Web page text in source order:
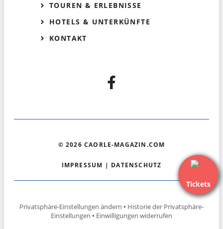
Tickets
TOUREN & ERLEBNISSE
HOTELS & UNTERKÜNFTE
KONTAKT
© 2026 CAORLE-MAGAZIN.COM
IMPRESSUM | DATENSCHUTZ
Privatsphäre-Einstellungen ändern • Historie der Privatsphäre-
Einstellungen • Einwilligungen widerrufen